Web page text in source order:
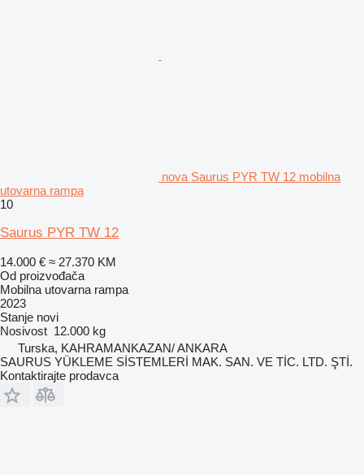
nova Saurus PYR TW 12 mobilna
utovarna rampa
10
Saurus PYR TW 12
14.000 € ≈ 27.370 KM
Od proizvođača
Mobilna utovarna rampa
2023
Stanje novi
Nosivost 12.000 kg
Turska, KAHRAMANKAZAN/ ANKARA
SAURUS YÜKLEME SİSTEMLERİ MAK. SAN. VE TİC. LTD. ŞTİ.
Kontaktirajte prodavca